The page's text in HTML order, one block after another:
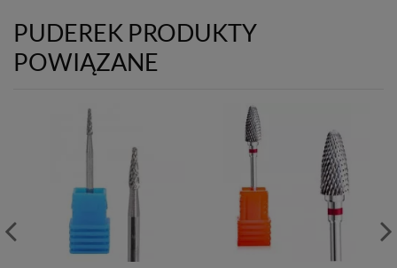
PUDEREK PRODUKTY
POWIĄZANE